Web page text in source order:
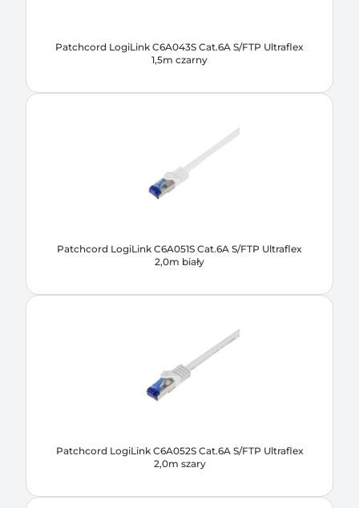
Patchcord LogiLink C6A043S Cat.6A S/FTP Ultraflex
1,5m czarny
Patchcord LogiLink C6A051S Cat.6A S/FTP Ultraflex
2,0m biały
Patchcord LogiLink C6A052S Cat.6A S/FTP Ultraflex
2,0m szary